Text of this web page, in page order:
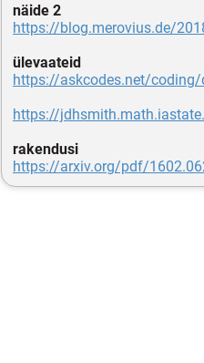
näide 2
https://blog.merovius.de/
ülevaateid
https://askcodes.net/coding/
https://
rakendusi
https://arxiv.org/pdf/